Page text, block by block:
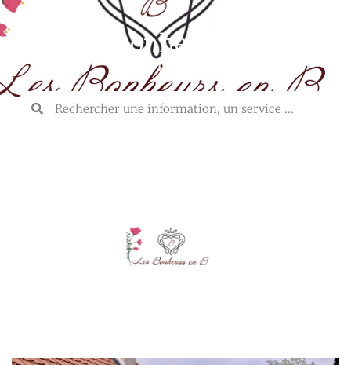
Les Bonheurs En B
Gites